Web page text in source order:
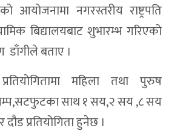
आयोजनामा नगरस्तरीय राष्ट्रपति
बिद्यालयबाट शुभारम्भ गरिएको
डाँगीले बताए ।
प्रतियोगितामा महिला तथा पुरुष
साथ १ सय,२ सय ,८ सय
प्रतियोगिता हुनेछ ।